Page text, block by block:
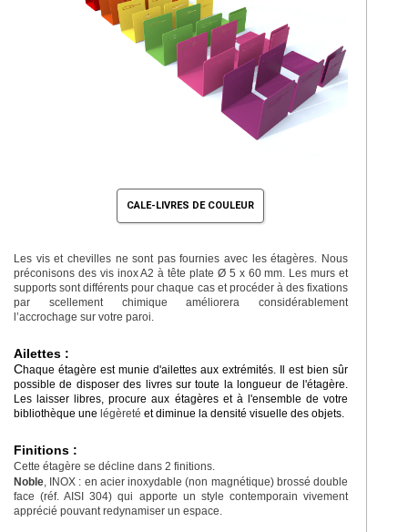
CALE-LIVRES DE COULEUR
Les vis et chevilles ne sont pas fournies avec les étagères. Nous
préconisons des vis inox A2 à tête plate Ø 5 x 60 mm. Les murs et
supports sont différents pour chaque cas et procéder à des fixations
par scellement chimique améliorera considérablement
l’accrochage sur votre paroi.
Ailettes :
Chaque étagère est munie d'ailettes aux extrémités. Il est bien sûr
possible de disposer des livres sur toute la longueur de l'étagère.
Les laisser libres, procure aux étagères et à l'ensemble de votre
bibliothèque une légèreté et diminue la densité visuelle des objets.
Finitions :
Cette étagère se décline dans 2 finitions.
Noble , INOX : en acier inoxydable (non magnétique) brossé double
face (réf. AISI 304) qui apporte un style contemporain vivement
apprécié pouvant redynamiser un espace.